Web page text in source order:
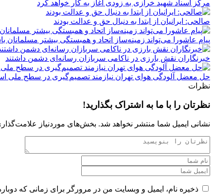
مرکز اسناد شهید خرازی به زودی آغاز به کار خواهد کرد
صالحی: ایرانیان از ابتدا به دنبال حق و عدالت بودند
پیام عاشورا می‌تواند زمینه‌ساز اتحاد و همبستگی بیشتر مسلمانان
خبرنگاران نقش بارزی در ناکامی سربازان رسانه‌ای دشمن داشتند
حل معضل آلودگی هوای تهران نیازمند تصمیم‌گیری در سطح ملی
نظرات
نظرتان را با ما به اشتراک بگذارید!
نشانی ایمیل شما منتشر نخواهد شد. بخش‌های موردنیاز
ذخیره نام، ایمیل و وبسایت من در مرورگر برای زمانی که